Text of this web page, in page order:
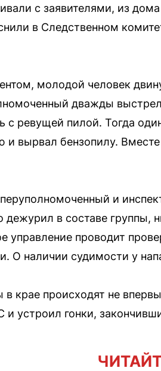
с заявителями, из
в Следственном
молодой человек
дважды
с ревущей пилой. Тогда
и вырвал бензопилу.
и
дежурил в составе группы,
управление проводит
О наличии судимости у
крае происходят не
и устроил гонки,